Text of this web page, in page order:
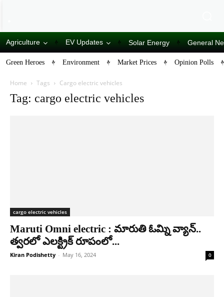
Agriculture EV Updates Solar Energy General
Green Heroes Environment Market Prices Opinion Polls
Home Tags Cargo electric vehicles
Tag: cargo electric vehicles
cargo electric vehicles
Maruti Omni electric : మారుతి ఓమ్ని వ్యాన్..
త్వరలో ఎలక్ట్రిక్ రూపంలో...
Kiran Podishetty - May 16, 2024 0